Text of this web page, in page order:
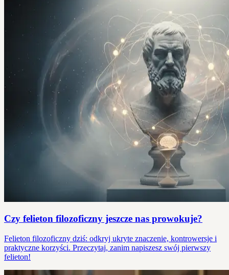
Czy felieton filozoficzny jeszcze nas prowokuje?
Felieton filozoficzny dziś: odkryj ukryte znaczenie, kontrowersje i
praktyczne korzyści. Przeczytaj, zanim napiszesz swój pierwszy
felieton!